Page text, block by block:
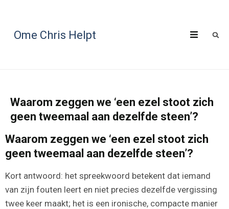
Ome Chris Helpt
Waarom zeggen we ‘een ezel stoot zich
geen tweemaal aan dezelfde steen’?
Waarom zeggen we ‘een ezel stoot zich
geen tweemaal aan dezelfde steen’?
Kort antwoord: het spreekwoord betekent dat iemand
van zijn fouten leert en niet precies dezelfde vergissing
twee keer maakt; het is een ironische, compacte manier